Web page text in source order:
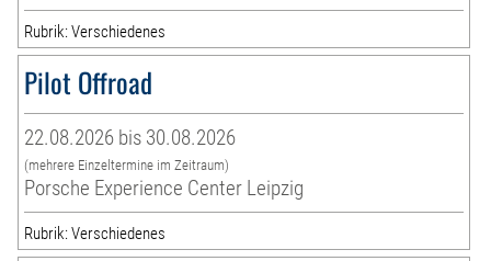
Rubrik: Verschiedenes
Pilot Offroad
22.08.2026 bis 30.08.2026
(mehrere Einzeltermine im Zeitraum)
Porsche Experience Center Leipzig
Rubrik: Verschiedenes